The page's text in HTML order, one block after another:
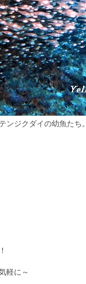
ンジクダイの幼魚たち。
軽に～